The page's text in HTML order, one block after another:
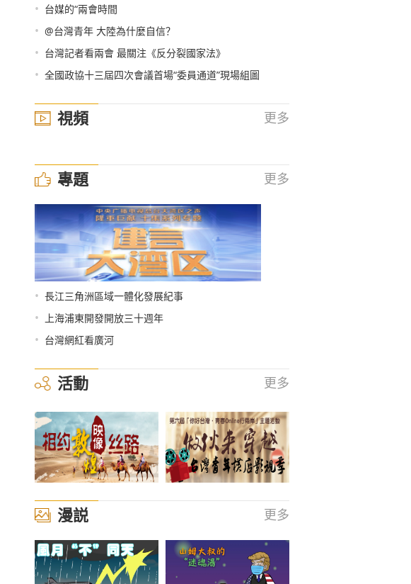
• 台媒的“兩會時間
• @台灣青年 大陸為什麼自信？
• 台灣記者看兩會 最關注《反分裂國家法》
• 全國政協十三屆四次會議首場“委員通道”現場組圖
視頻 更多
專題 更多
• 長江三角洲區域一體化發展紀事
• 上海浦東開發開放三十週年
• 台灣網紅看廣河
活動 更多
漫説 更多